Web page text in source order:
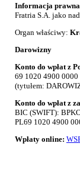
Informacja prawna
Fratria S.A. jako
Organ właściwy:
Darowizny
Konto do wpłat z
69 1020 4900
(tytułem:
Konto do wpłat z
BIC (SWIFT):
PL69 1020 4900
Wpłaty online: